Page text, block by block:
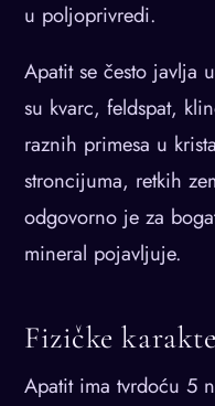
u poljoprivredi.
Apatit se često javlja
su kvarc, feldspat,
raznih primesa u
stroncijuma, retkih
odgovorno je za
mineral pojavljuje.
Fizičke
Apatit ima tvrdoću 5